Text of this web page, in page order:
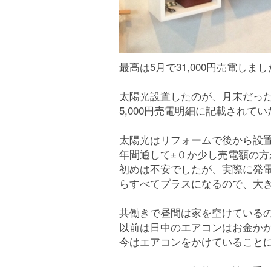
最高は5月で31,000円売電しま
太陽光設置したのが、月末だっ
5,000円売電明細に記載されて
太陽光はリフォームで後から設
年間通して±０か少し売電額の
初めは不安でしたが、実際に発
らすべてプラスになるので、大
共働きで昼間は家を空けている
以前は日中のエアコンはお金か
今はエアコンをかけていること